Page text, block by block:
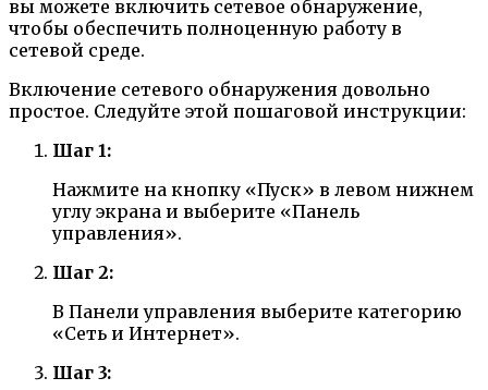
вы можете включить сетевое обнаружение,
чтобы обеспечить полноценную работу в
сетевой среде.
Включение сетевого обнаружения довольно
простое. Следуйте этой пошаговой инструкции:
Шаг 1:
Нажмите на кнопку «Пуск» в левом нижнем
углу экрана и выберите «Панель
управления».
Шаг 2:
В Панели управления выберите категорию
«Сеть и Интернет».
Шаг 3: